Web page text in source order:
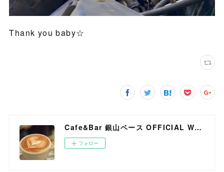
Thank you baby☆
Cafe&Bar 銀山ベース OFFICIAL WEB SITE
フォロー